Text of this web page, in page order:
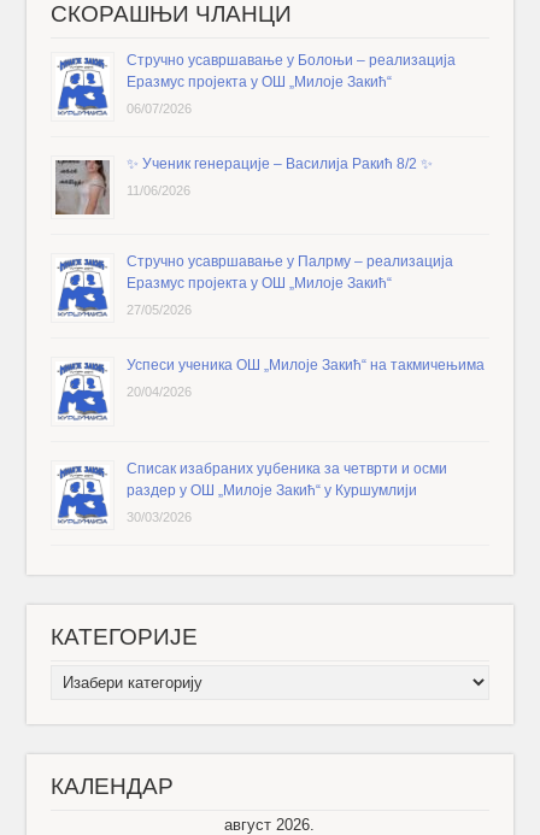
СКОРАШЊИ ЧЛАНЦИ
Стручно усавршавање у Болоњи – реализација
Еразмус пројекта у ОШ „Милоје Закић“
06/07/2026
✨️ Ученик генерације – Василија Ракић 8/2 ✨️
11/06/2026
Стручно усавршавање у Палрму – реализација
Еразмус пројекта у ОШ „Милоје Закић“
27/05/2026
Успеси ученика ОШ „Милоје Закић“ на такмичењима
20/04/2026
Списак изабраних уџбеника за четврти и осми
раздер у ОШ „Милоје Закић“ у Куршумлији
30/03/2026
КАТЕГОРИЈЕ
КАТЕГОРИЈЕ
КАЛЕНДАР
август 2026.